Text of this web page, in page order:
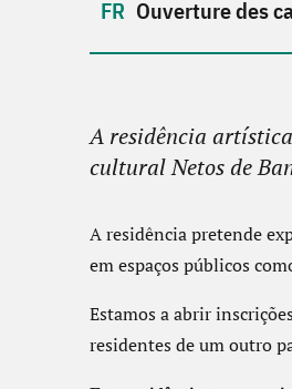
Ouverture des
A residência
cultural Netos de
A residência pretende
em espaços públicos
Estamos a abrir
residentes de um outro